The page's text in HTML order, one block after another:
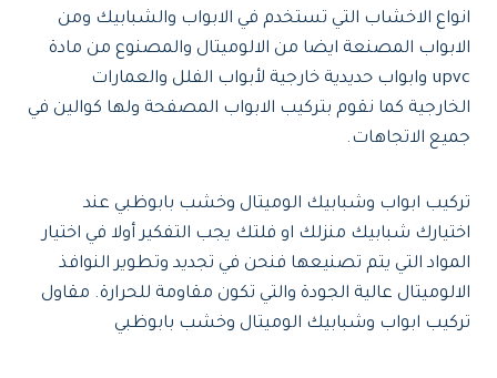
انواع الاخشاب التي تستخدم في الابواب والشبابيك ومن
الابواب المصنعة ايضا من الالوميتال والمصنوع من مادة
upvc وابواب حديدية خارجية لأبواب الفلل والعمارات
الخارجية كما نقوم بتركيب الابواب المصفحة ولها كوالين في
جميع الاتجاهات.
تركيب ابواب وشبابيك الوميتال وخشب بابوظبي عند
اختيارك شبابيك منزلك او فلتك يجب التفكير أولا في اختيار
المواد التي يتم تصنيعها فنحن في تجديد وتطوير النوافذ
الالوميتال عالية الجودة والتي تكون مقاومة للحرارة. مقاول
تركيب ابواب وشبابيك الوميتال وخشب بابوظبي